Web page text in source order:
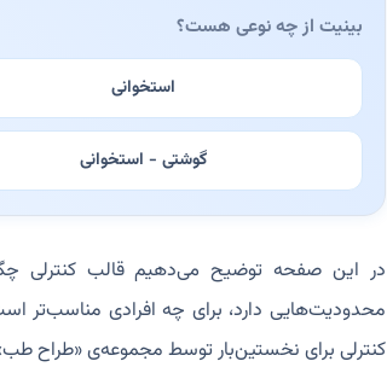
بینیت از چه نوعی هست؟
استخوانی
گوشتی - استخوانی
در این صفحه توضیح می‌دهیم قالب کنترلی
محدودیت‌هایی دارد، برای چه افرادی مناسب‌تر
کنترلی برای نخستین‌بار توسط مجموعه‌ی «طراح